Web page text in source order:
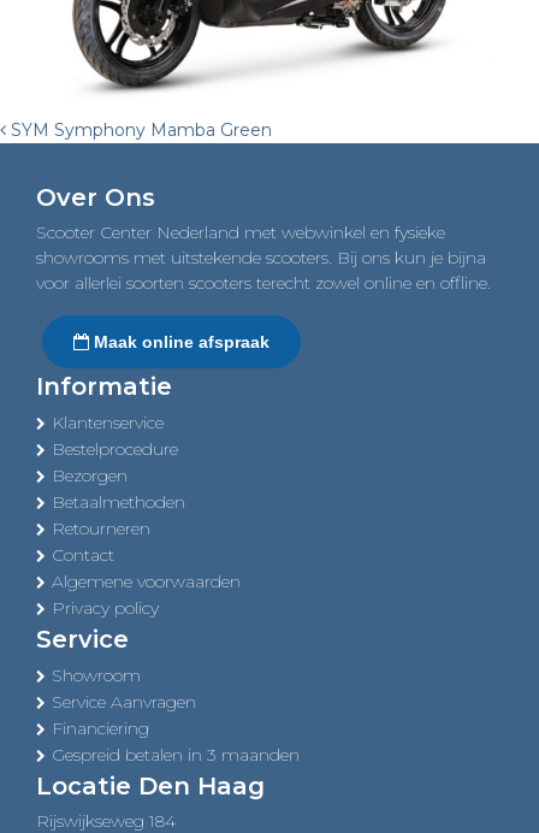
Post
navigation
SYM Symphony Mamba Green
Over Ons
Scooter Center Nederland met webwinkel en fysieke
showrooms met uitstekende scooters. Bij ons kun je bijna
voor allerlei soorten scooters terecht zowel online en offline.
Maak online afspraak
Informatie
Klantenservice
Bestelprocedure
Bezorgen
Betaalmethoden
Retourneren
Contact
Algemene voorwaarden
Privacy policy
Service
Showroom
Service Aanvragen
Financiering
Gespreid betalen in 3 maanden
Locatie Den Haag
Rijswijkseweg 184